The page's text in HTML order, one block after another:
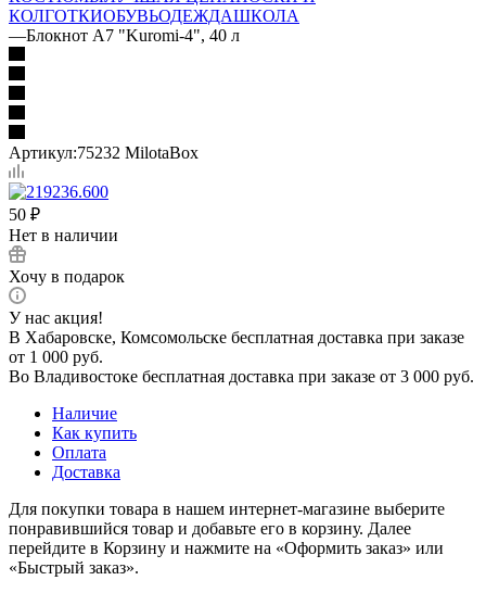
КОЛГОТКИОБУВЬОДЕЖДАШКОЛА
—Блокнот А7 "Kuromi-4", 40 л
Артикул:75232 MilotaBox
50 ₽
Нет в наличии
Хочу в подарок
У нас акция!
В Хабаровске, Комсомольске бесплатная доставка при заказе
от 1 000 руб.
Во Владивостоке бесплатная доставка при заказе от 3 000 руб.
Наличие
Как купить
Оплата
Доставка
Для покупки товара в нашем интернет-магазине выберите
понравившийся товар и добавьте его в корзину. Далее
перейдите в Корзину и нажмите на «Оформить заказ» или
«Быстрый заказ».